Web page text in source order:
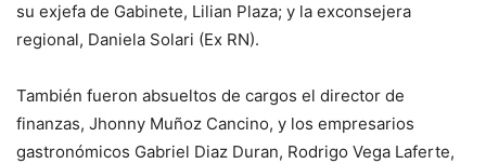
su exjefa de Gabinete, Lilian Plaza; y la exconsejera
regional, Daniela Solari (Ex RN).
También fueron absueltos de cargos el director de
finanzas, Jhonny Muñoz Cancino, y los empresarios
gastronómicos Gabriel Diaz Duran, Rodrigo Vega Laferte,